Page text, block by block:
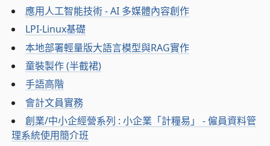
應用人工智能技術 - AI 多媒體內容創作
LPI-Linux基礎
本地部署輕量版大語言模型與RAG實作
童裝製作 (半截裙)
手語高階
會計文員實務
創業/中小企經營系列 : 小企業「計糧易」 - 僱員資料管
理系統使用簡介班